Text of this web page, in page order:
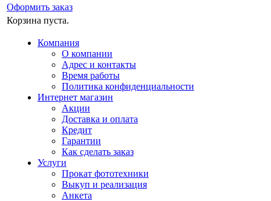
Оформить заказ
Корзина пуста.
Компания
О компании
Адрес и контакты
Время работы
Политика конфиденциальности
Интернет магазин
Акции
Доставка и оплата
Кредит
Гарантии
Как сделать заказ
Услуги
Прокат фототехники
Выкуп и реализация
Анкета